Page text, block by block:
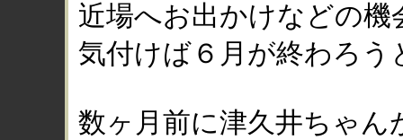
近場へお出かけなどの機
気付けば６月が終わろう
数ヶ月前に津久井ちゃん